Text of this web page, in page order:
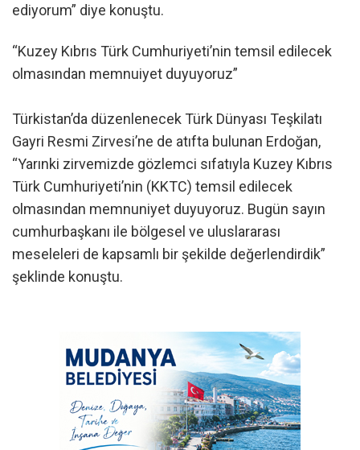
ediyorum” diye konuştu.
“Kuzey Kıbrıs Türk Cumhuriyeti’nin temsil edilecek
olmasından memnuiyet duyuyoruz”
Türkistan’da düzenlenecek Türk Dünyası Teşkilatı
Gayri Resmi Zirvesi’ne de atıfta bulunan Erdoğan,
“Yarınki zirvemizde gözlemci sıfatıyla Kuzey Kıbrıs
Türk Cumhuriyeti’nin (KKTC) temsil edilecek
olmasından memnuniyet duyuyoruz. Bugün sayın
cumhurbaşkanı ile bölgesel ve uluslararası
meseleleri de kapsamlı bir şekilde değerlendirdik”
şeklinde konuştu.